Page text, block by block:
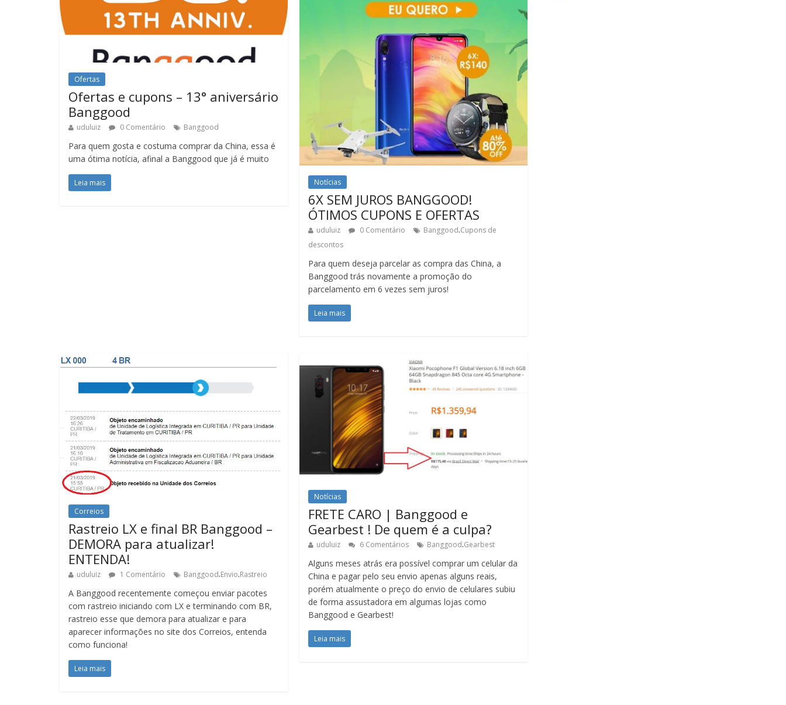
Ofertas
Ofertas e cupons – 13° aniversário
Banggood
uduluiz 0 Comentário Banggood
Para quem gosta e costuma comprar da China, essa é
uma ótima notícia, afinal a Banggood que já é muito
Leia mais Notícias
6X SEM JUROS BANGGOOD!
ÓTIMOS CUPONS E OFERTAS
uduluiz 0 Comentário Banggood.Cupons de
descontos
Para quem deseja parcelar as compra das China, a
Banggood trás novamente a promoção do
parcelamento em 6 vezes sem juros!
Leia mais
Correios
Rastreio LX e final BR Banggood –
DEMORA para atualizar!
ENTENDA!
uduluiz 1 Comentário Banggood.Envio.Rastreio
A Banggood recentemente começou enviar pacotes
com rastreio iniciando com LX e terminando com BR,
rastreio esse que demora para atualizar e para
aparecer informações no site dos Correios, entenda
como funciona!
Leia mais
Notícias
FRETE CARO | Banggood e
Gearbest ! De quem é a culpa?
uduluiz 6 Comentários Banggood.Gearbest
Alguns meses atrás era possível comprar um celular da
China e pagar pelo seu envio apenas alguns reais,
porém atualmente o preço do envio de celulares subiu
de forma assustadora em algumas lojas como
Banggood e Gearbest!
Leia mais